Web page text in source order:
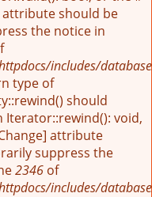
attribute should be
the notice in
includes/
type of
should
void,
attribute
suppress the
2346 of
includes/